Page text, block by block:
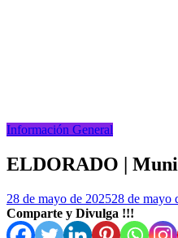
Información General
ELDORADO |
28 de mayo de 202528 de mayo
Comparte y Divulga !!!